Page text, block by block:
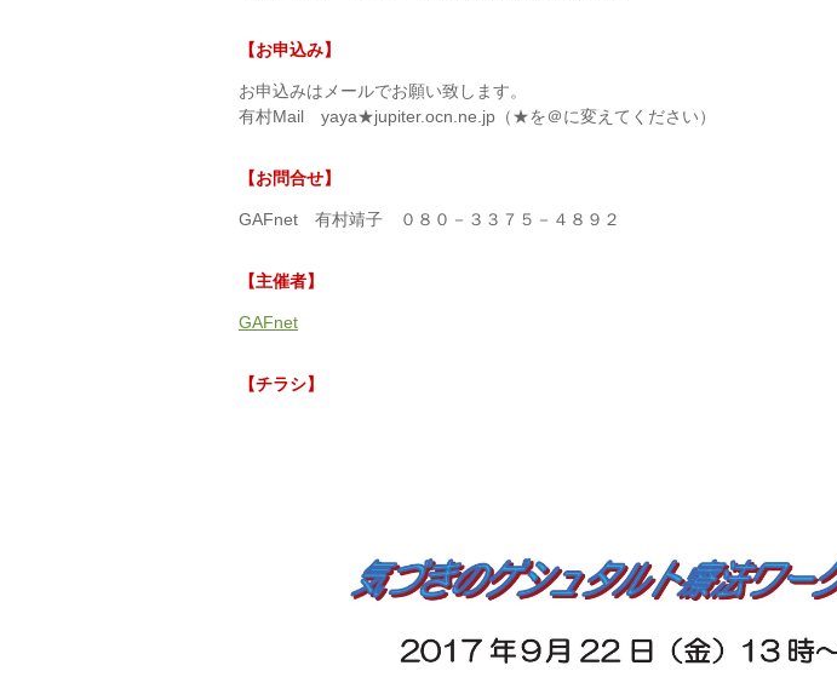
【お申込み】
お申込みはメールでお願い致します。
有村Mail yaya★jupiter.ocn.ne.jp（★を＠に変えてください）
【お問合せ】
GAFnet 有村靖子 ０８０－３３７５－４８９２
【主催者】
GAFnet
【チラシ】